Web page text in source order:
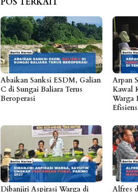
Abaikan Sanksi ESDM, Galian
C di Sungai Baliara Terus
Beroperasi
Arpan
Kawal
Warga
Dibanjiri Aspirasi Warga di Alfres